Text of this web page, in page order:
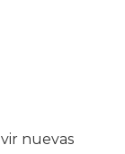
nuevas